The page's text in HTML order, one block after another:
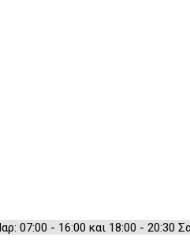
07:00 - 16:00 και 18:00 - 20:30